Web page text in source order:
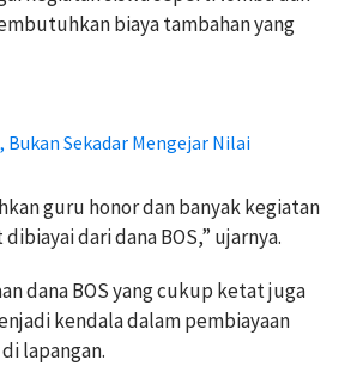
biaya tambahan yang
Bukan Sekadar Mengejar Nilai
guru honor dan banyak kegiatan
dari dana BOS,” ujarnya.
dana BOS yang cukup ketat juga
kendala dalam pembiayaan
lapangan.